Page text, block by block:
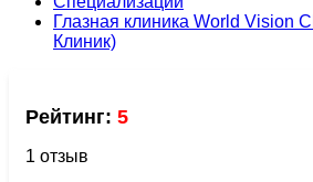
Глазная клиника World Vision
Клиник)
Рейтинг: 5
1 отзыв